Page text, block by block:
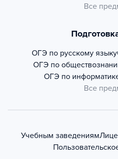
Все
ОГЭ по русскому языку
ОГЭ по
ОГЭ по
Все
Учебным заведениям